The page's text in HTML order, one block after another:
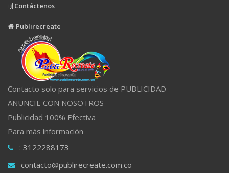
Contáctenos
Publirecreate
Contacto solo para servicios de PUBLICIDAD
ANUNCIE CON NOSOTROS
Publicidad 100% Efectiva
Para más información
: 3122288173
contacto@publirecreate.com.co